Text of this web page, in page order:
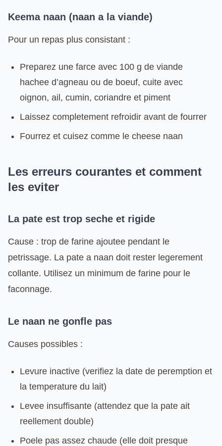
Keema naan (naan a la viande)
Pour un repas plus consistant :
Preparez une farce avec 100 g de viande
hachee d’agneau ou de boeuf, cuite avec
oignon, ail, cumin, coriandre et piment
Laissez completement refroidir avant de fourrer
Fourrez et cuisez comme le cheese naan
Les erreurs courantes et comment
les eviter
La pate est trop seche et rigide
Cause : trop de farine ajoutee pendant le
petrissage. La pate a naan doit rester legerement
collante. Utilisez un minimum de farine pour le
faconnage.
Le naan ne gonfle pas
Causes possibles :
Levure inactive (verifiez la date de peremption et
la temperature du lait)
Levee insuffisante (attendez que la pate ait
reellement double)
Poele pas assez chaude (elle doit presque